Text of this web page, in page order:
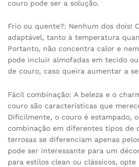
couro pode ser a solução.
Frio ou quente?: Nenhum dos dois!
adaptável, tanto à temperatura
Portanto, não concentra calor e
pode incluir almofadas em tecido
de couro, caso queira aumentar a
Fácil combinação: A beleza e o
couro são características que
Dificilmente, o couro é estampado,
combinação em diferentes tipos de
terrosas se diferenciam apenas
pode ser interessante para um
para estilos clean ou clássicos,